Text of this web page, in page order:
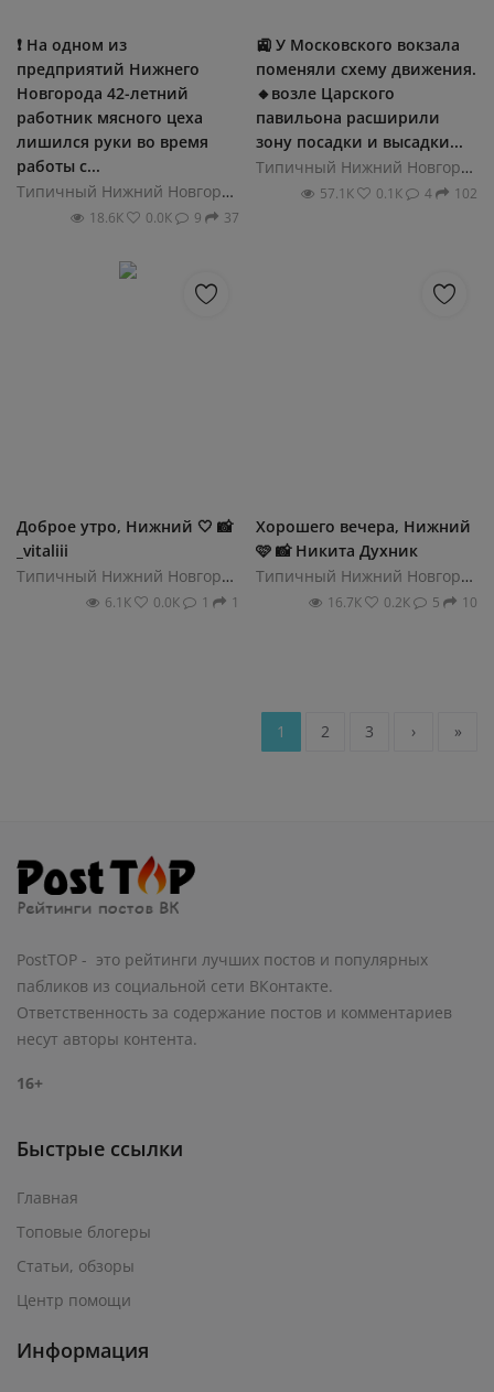
❗️ На одном из
предприятий Нижнего
Новгорода 42-летний
работник мясного цеха
лишился руки во время
работы с...
Типичный Нижний Новгород
18.6К 0.0К 9 37
🚉 У Московского вокзала
поменяли схему движения.
🔸возле Царского
павильона расширили
зону посадки и высадки...
Типичный Нижний Новгород
57.1К 0.1К 4 102
Доброе утро, Нижний 🤍 📸
_vitaliii
Типичный Нижний Новгород
6.1К 0.0К 1 1
Хорошего вечера, Нижний
🩷 📸 Никита Духник
Типичный Нижний Новгород
16.7К 0.2К 5 10
1 2 3 › »
PostTOP - это рейтинги лучших постов и популярных
пабликов из социальной сети ВКонтакте.
Ответственность за содержание постов и комментариев
несут авторы контента.
16+
Быстрые ссылки
Главная
Топовые блогеры
Статьи, обзоры
Центр помощи
Информация